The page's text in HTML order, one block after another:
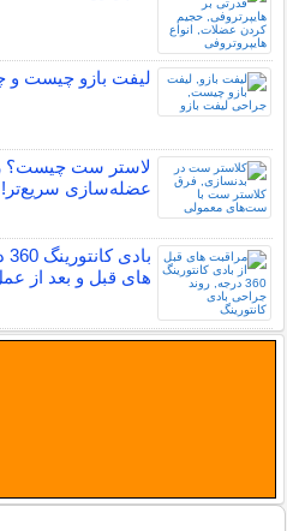
لیفت بازو چیست و
لاستر ست چیست؟
عضله‌سازی سریع‌تر!
های قبل و بعد از